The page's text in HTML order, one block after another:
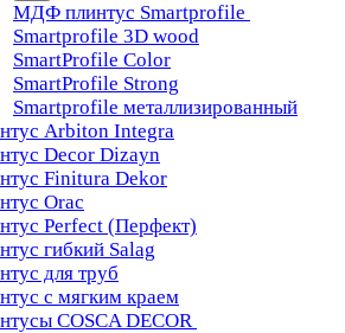
МДФ плинтус Smartprofile
Smartprofile 3D wood
SmartProfile Color
SmartProfile Strong
Smartprofile металлизированный
Arbiton Integra
Decor Dizayn
Finitura Dekor
Orac
Perfect (Перфект)
гибкий Salag
для труб
с мягким краем
COSCA DECOR